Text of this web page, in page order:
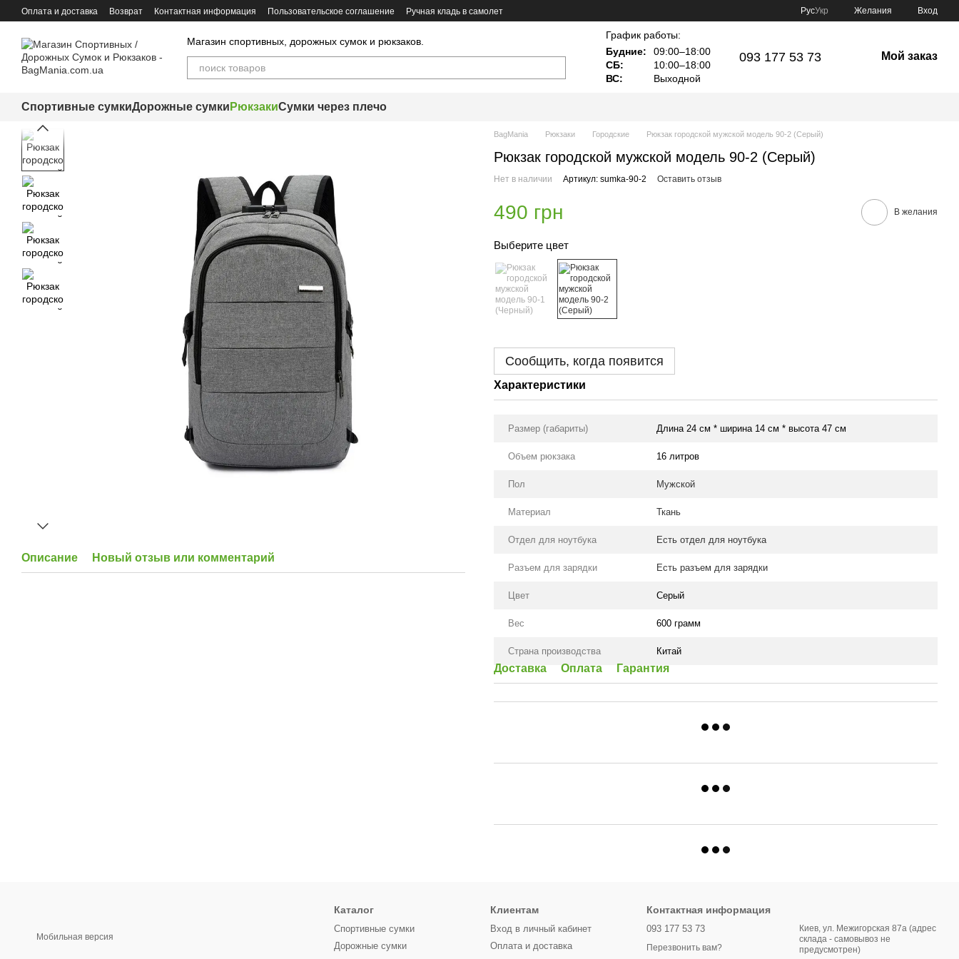
Перейти к основному контенту
Оплата и доставка Возврат Контактная информация Пользовательское соглашение Ручная кладь в самолет РусУкр Желания Вход
Магазин спортивных, дорожных сумок и рюкзаков.
График работы:
Будние:
09:00–18:00
СБ:
10:00–18:00
ВС:
Выходной
093 177 53 73 Мой заказ
Спортивные сумкиДорожные сумки РюкзакиСумки через плечо
Описание Новый отзыв или комментарий
BagMania Рюкзаки Городские Рюкзак городской мужской модель 90-2 (Серый)
Рюкзак городской мужской модель 90-2 (Серый)
Нет в наличии Артикул: sumka-90-2 Оставить отзыв
490 грн В желания
Выберите цвет
Сообщить, когда появится
Характеристики
Размер (габариты) Длина 24 см * ширина 14 см * высота 47 см
Объем рюкзака 16 литров
Пол Мужской
Материал Ткань
Отдел для ноутбука Есть отдел для ноутбука
Разъем для зарядки Есть разъем для зарядки
Цвет Серый
Вес 600 грамм
Страна производства Китай
Доставка Оплата Гарантия
Мобильная версия
Каталог
Спортивные сумки
Дорожные сумки
Клиентам
Вход в личный кабинет
Оплата и доставка
Контактная информация
093 177 53 73
Перезвонить вам?
Киев, ул. Межигорская 87а (адрес
склада - самовывоз не
предусмотрен)